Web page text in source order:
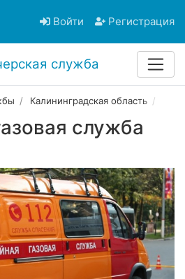
Войти Регистрация
служба
Калининградская область
служба